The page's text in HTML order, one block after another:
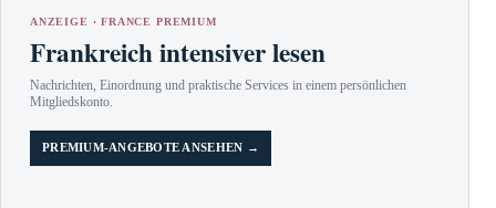
ANZEIGE · FRANCE PREMIUM
Frankreich intensiver lesen
Nachrichten, Einordnung und praktische Services in einem persönlichen
Mitgliedskonto.
PREMIUM-ANGEBOTE ANSEHEN →